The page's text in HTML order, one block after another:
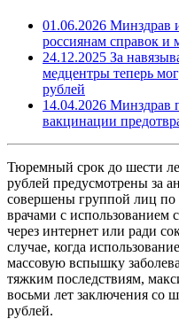
01.06.2026 Минздрав
россиянам справок и
24.12.2025 За
медцентры теперь
рублей
14.04.2026 Минздрав
вакцинации
Тюремный срок до шести
рублей предусмотрены за
совершены группой лиц по
врачами с использованием
через интернет или ради
случае, когда
массовую вспышку
тяжким последствиям,
восьми лет заключения со
рублей.